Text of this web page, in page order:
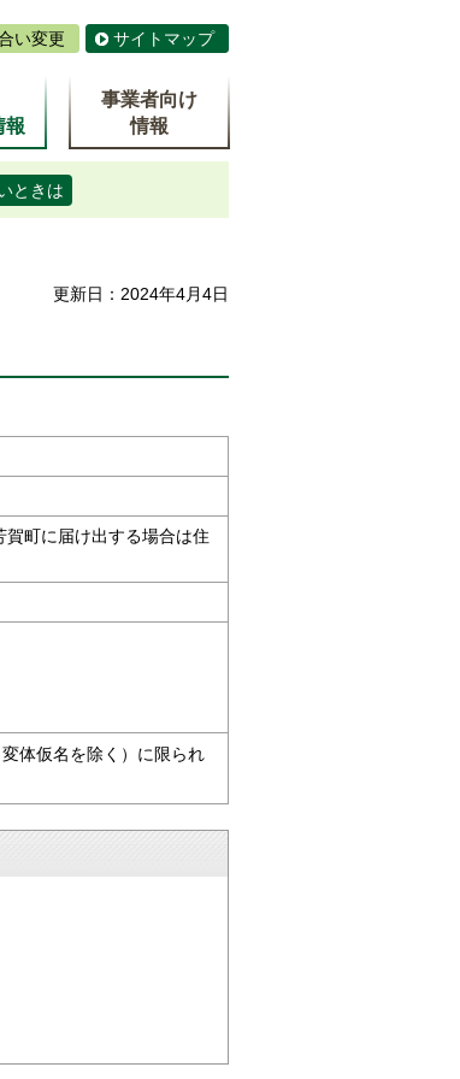
い変更 サイトマップ
報
事業者向け
情報
ときは
更新日：2024年4月4日
町に届け出する場合は住
体仮名を除く）に限られ